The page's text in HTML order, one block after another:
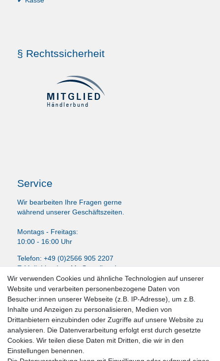
§ Rechtssicherheit
Service
Wir bearbeiten Ihre Fragen gerne
während unserer Geschäftszeiten.
Montags - Freitags:
10:00 - 16:00 Uhr
Telefon: +49 (0)2566 905 2207
E-Mail:LissyInterMo@t-online.de
News-Letter abonieren
VORNAME NACHNAME
E-MAIL **
Newsletter
Wir verwenden Cookies und ähnliche Technologien auf unserer
Website und verarbeiten personenbezogene Daten von
Besucher:innen unserer Webseite (z.B. IP-Adresse), um z.B.
Inhalte und Anzeigen zu personalisieren, Medien von
Drittanbietern einzubinden oder Zugriffe auf unsere Website zu
analysieren. Die Datenverarbeitung erfolgt erst durch gesetzte
Cookies. Wir teilen diese Daten mit Dritten, die wir in den
Einstellungen benennen.